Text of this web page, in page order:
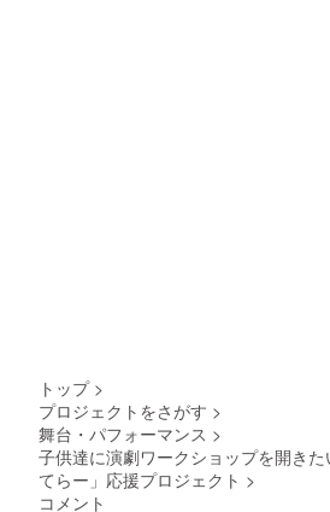
トップ >
プロジェクトをさがす >
舞台・パフォーマンス >
子供達に演劇ワークショップを開き
てらー」応援プロジェクト >
コメント